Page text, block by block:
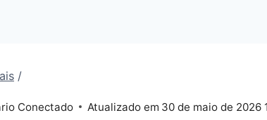
/
Conectado Atualizado em 30 de maio de 2026